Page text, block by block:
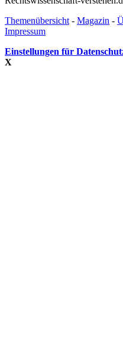
Themenübersicht - Magazin -
Impressum
Einstellungen für
X